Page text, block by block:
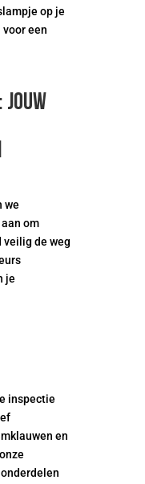
op je
een
Jouw
we
om
de weg
je
inspectie
en